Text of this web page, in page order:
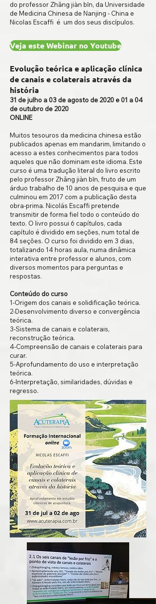
do professor Zhāng jiàn bīn, da Universidade
de Medicina Chinesa de Nanjing - China e
Nicolas Escaffi é um dos seus discípulos.
Veja este Webinar no Youtube
Evolução teórica e aplicação clínica
de canais e colaterais através da
história
31 de julho a 03 de agosto de 2020 e 01 a 04
de outubro de 2020
ONLINE
Muitos tesouros da medicina chinesa estão
publicados apenas em mandarim, limitando o
acesso a estes conhecimentos para todos
aqueles que não dominam este idioma. Este
curso é uma tradução literal do livro escrito
pelo professor Zhāng jiàn bīn, fruto de um
árduo trabalho de 10 anos de pesquisa e que
culminou em 2017 com a publicação desta
obra-prima. Nicolás Escaffi pretende
transmitir de forma fiel todo o conteúdo do
texto. O livro possui 6 capítulos, cada
capítulo é dividido em seções, num total de
84 seções. O curso foi dividido em 3 dias,
totalizando 14 horas aula, numa dinâmica
interativa entre professor e alunos, com
diversos momentos para perguntas e
respostas.
Conteúdo do curso
1-Origem dos canais e solidificação teórica.
2-Desenvolvimento diverso e convergência
teórica.
3-Sistema de canais e colaterais,
reconstrução teórica.
4-Compreensão de canais e colaterais para
curar.
5-Aprofundamento do uso e interpretação
teórica.
6-Interpretação, similaridades, dúvidas e
regresso.